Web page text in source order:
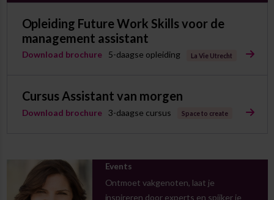
Opleiding Future Work Skills voor de
management assistant
Download brochure 5-daagse opleiding La Vie Utrecht
Cursus Assistant van morgen
Download brochure 3-daagse cursus Space to create
Events
Ontmoet vakgenoten, laat je
inspireren door experts en spijker je